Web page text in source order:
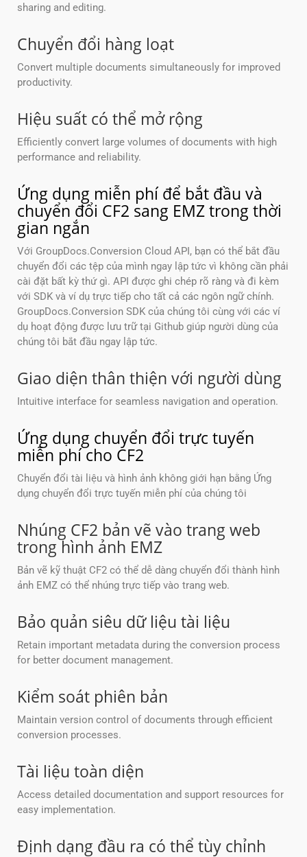
sharing and editing.
Chuyển đổi hàng loạt
Convert multiple documents simultaneously for improved
productivity.
Hiệu suất có thể mở rộng
Efficiently convert large volumes of documents with high
performance and reliability.
Ứng dụng miễn phí để bắt đầu và
chuyển đổi CF2 sang EMZ trong thời
gian ngắn
Với GroupDocs.Conversion Cloud API, bạn có thể bắt đầu
chuyển đổi các tệp của mình ngay lập tức vì không cần phải
cài đặt bất kỳ thứ gì. API được ghi chép rõ ràng và đi kèm
với SDK và ví dụ trực tiếp cho tất cả các ngôn ngữ chính.
GroupDocs.Conversion SDK của chúng tôi cùng với các ví
dụ hoạt động được lưu trữ tại Github giúp người dùng của
chúng tôi bắt đầu ngay lập tức.
Giao diện thân thiện với người dùng
Intuitive interface for seamless navigation and operation.
Ứng dụng chuyển đổi trực tuyến
miễn phí cho CF2
Chuyển đổi tài liệu và hình ảnh không giới hạn bằng Ứng
dụng chuyển đổi trực tuyến miễn phí của chúng tôi
Nhúng CF2 bản vẽ vào trang web
trong hình ảnh EMZ
Bản vẽ kỹ thuật CF2 có thể dễ dàng chuyển đổi thành hình
ảnh EMZ có thể nhúng trực tiếp vào trang web.
Bảo quản siêu dữ liệu tài liệu
Retain important metadata during the conversion process
for better document management.
Kiểm soát phiên bản
Maintain version control of documents through efficient
conversion processes.
Tài liệu toàn diện
Access detailed documentation and support resources for
easy implementation.
Định dạng đầu ra có thể tùy chỉnh